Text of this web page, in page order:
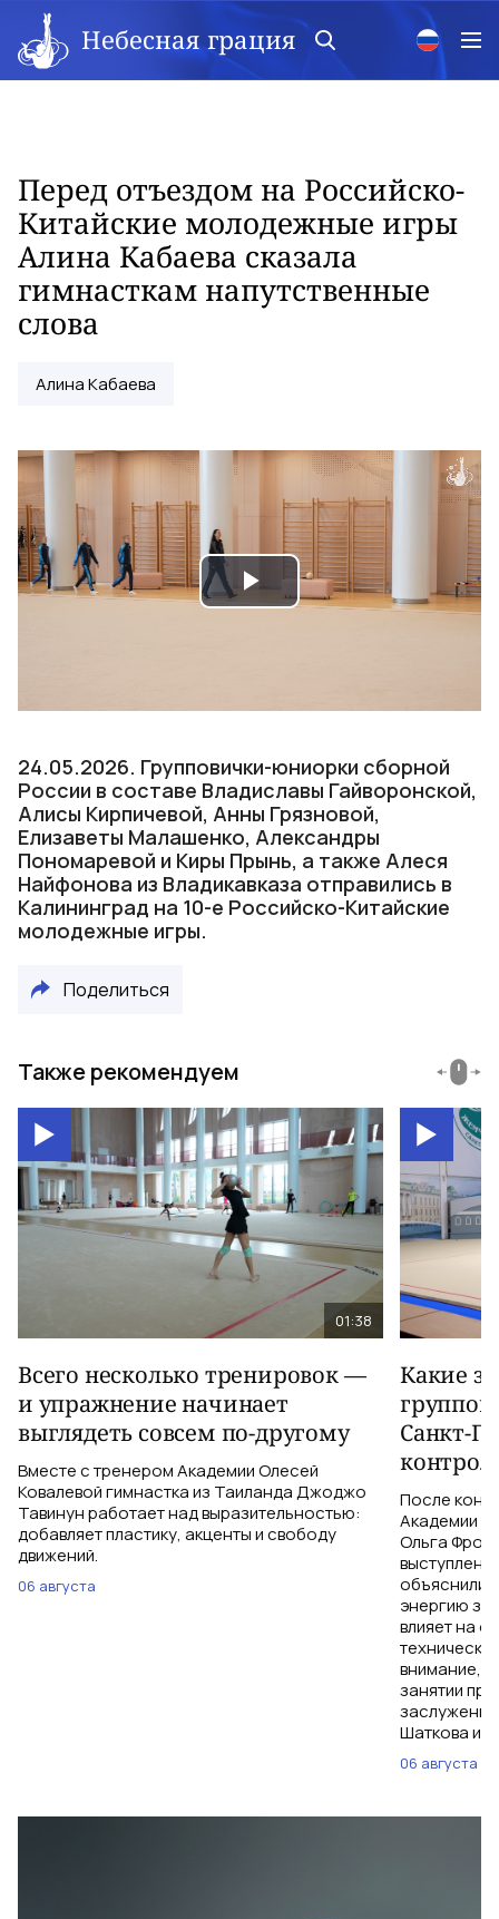
Небесная грация
Перед отъездом на Российско-
Китайские молодежные игры
Алина Кабаева сказала
гимнасткам напутственные
слова
Алина Кабаева
Play
24.05.2026. Групповички-юниорки сборной
России в составе Владиславы Гайворонской,
Алисы Кирпичевой, Анны Грязновой,
Елизаветы Малашенко, Александры
Пономаревой и Киры Прынь, а также Алеся
Найфонова из Владикавказа отправились в
Калининград на 10-е Российско-Китайские
молодежные игры.
Поделиться
Также рекомендуем
01:38
Всего несколько тренировок —
и упражнение начинает
выглядеть совсем по-другому
Вместе с тренером Академии Олесей
Ковалевой гимнастка из Таиланда Джоджо
Тавинун работает над выразительностью:
добавляет пластику, акценты и свободу
движений.
06 августа
Какие
Санкт-
После
Академии
Ольга
объяснили,
энергию
влияет на
внимание,
занятии
Шаткова и
06 августа